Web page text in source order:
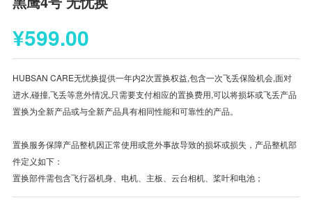
¥599.00
HUBSAN CARE无忧换提供一年内2次置换权益,包含一次飞丢保险机会,面对
进水,碰撞,飞丢等意外情况,只需要支付相应的置换费用,可以将损坏或飞丢产品
置换为全新产品或与全新产品具有相同性能和可靠性的产品。
置换服务保障产品整机因正常使用或意外事故导致的损坏或损失，产品整机部
件定义如下：
置换部件需包含飞行器机身、电机、主板、云台相机、桨叶和电池；